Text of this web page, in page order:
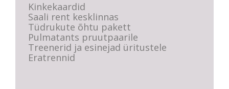
Kinkekaardid
Saali rent kesklinnas
Tüdrukute õhtu pakett
Pulmatants pruutpaarile
Treenerid ja esinejad üritustele
Eratrennid